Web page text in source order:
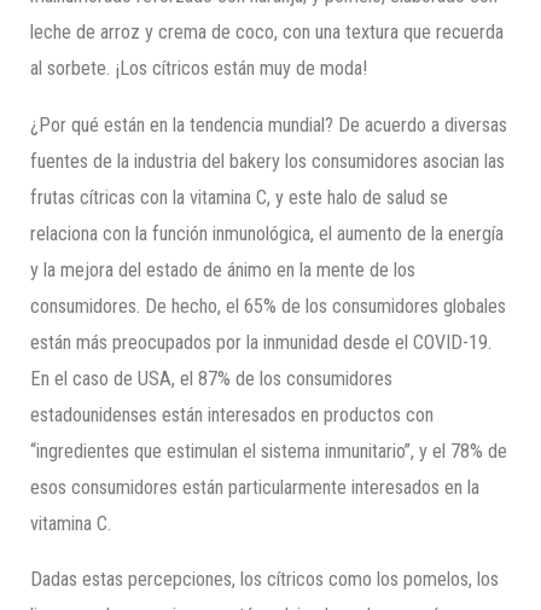
leche de arroz y crema de coco, con una textura que recuerda
al sorbete. ¡Los cítricos están muy de moda!
¿Por qué están en la tendencia mundial? De acuerdo a diversas
fuentes de la industria del bakery los consumidores asocian las
frutas cítricas con la vitamina C, y este halo de salud se
relaciona con la función inmunológica, el aumento de la energía
y la mejora del estado de ánimo en la mente de los
consumidores. De hecho, el 65% de los consumidores globales
están más preocupados por la inmunidad desde el COVID-19.
En el caso de USA, el 87% de los consumidores
estadounidenses están interesados ​​en productos con
“ingredientes que estimulan el sistema inmunitario”, y el 78% de
esos consumidores están particularmente interesados ​​en la
vitamina C.
Dadas estas percepciones, los cítricos como los pomelos, los